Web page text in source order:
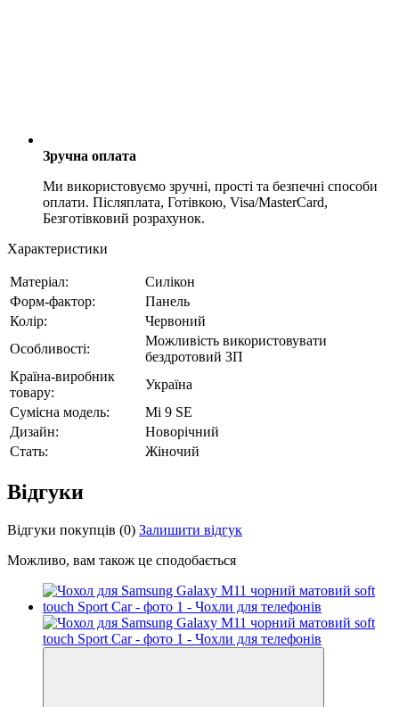
Зручна оплата
Ми використовуємо зручні, прості та безпечні способи
оплати. Післяплата, Готівкою, Visa/MasterCard,
Безготівковий розрахунок.
Характеристики
Матеріал:
Силікон
Форм-фактор:
Панель
Колір:
Червоний
Особливості:
Можливість використовувати
бездротовий ЗП
Країна-виробник
товару:
Україна
Сумісна модель:
Mi 9 SE
Дизайн:
Новорічний
Стать:
Жіночий
Відгуки
Відгуки покупців (0) Залишити відгук
Можливо, вам також це сподобається